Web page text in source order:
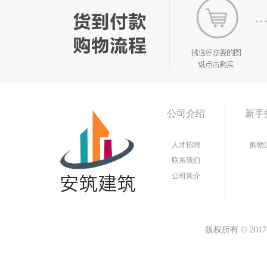
公司介绍
人才招聘
联系我们
公司简介
新手
购物
版权所有 ©